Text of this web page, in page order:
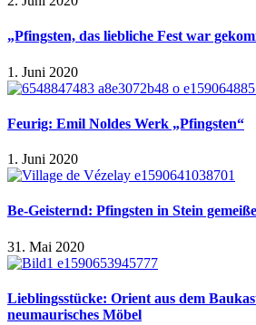
„Pfingsten, das liebliche Fest war
1. Juni 2020
Feurig: Emil Noldes Werk „Pfingsten“
1. Juni 2020
Be-Geisternd: Pfingsten in Stein
31. Mai 2020
Lieblingsstücke: Orient aus dem
neumaurisches Möbel